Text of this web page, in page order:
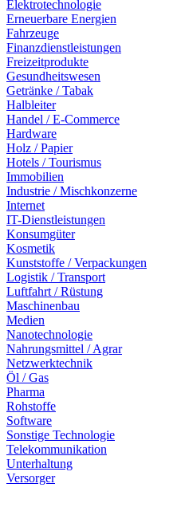
Elektrotechnologie
Erneuerbare Energien
Fahrzeuge
Finanzdienstleistungen
Freizeitprodukte
Gesundheitswesen
Getränke / Tabak
Halbleiter
Handel / E-Commerce
Hardware
Holz / Papier
Hotels / Tourismus
Immobilien
Industrie / Mischkonzerne
Internet
IT-Dienstleistungen
Konsumgüter
Kosmetik
Kunststoffe / Verpackungen
Logistik / Transport
Luftfahrt / Rüstung
Maschinenbau
Medien
Nanotechnologie
Nahrungsmittel / Agrar
Netzwerktechnik
Öl / Gas
Pharma
Rohstoffe
Software
Sonstige Technologie
Telekommunikation
Unterhaltung
Versorger